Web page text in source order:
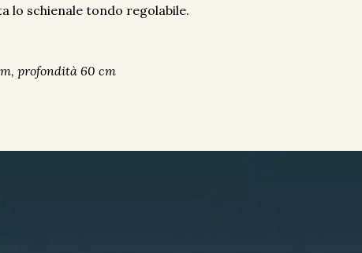
lo schienale tondo regolabile.
profondità 60 cm